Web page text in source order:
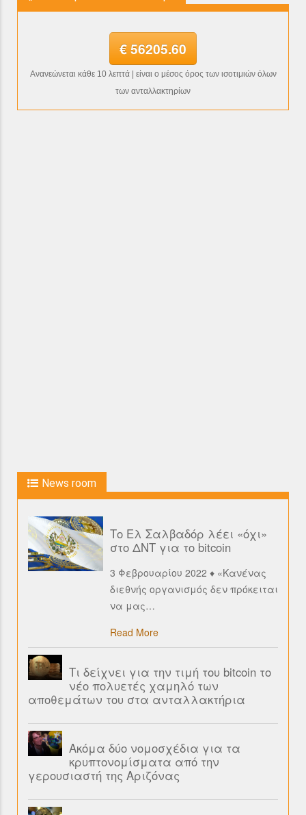
€ 56205.60
Ανανεώνεται κάθε 10 λεπτά | είναι ο μέσος όρος των ισοτιμιών όλων
των ανταλλακτηρίων
News room
Το Ελ Σαλβαδόρ λέει «όχι»
στο ΔΝΤ για το bitcoin
3 Φεβρουαρίου 2022 ♦ «Κανένας
διεθνής οργανισμός δεν πρόκειται
να μας…
Read More
Τι δείχνει για την τιμή του bitcoin το
νέο πολυετές χαμηλό των
αποθεμάτων του στα ανταλλακτήρια
Ακόμα δύο νομοσχέδια για τα
κρυπτονομίσματα από την
γερουσιαστή της Αριζόνας